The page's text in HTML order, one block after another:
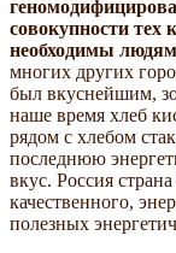
совокупности тех
необходимы
многих других
был вкуснейшим,
наше время хлеб
рядом с хлебом
последнюю
вкус. Россия
качественного,
полезных